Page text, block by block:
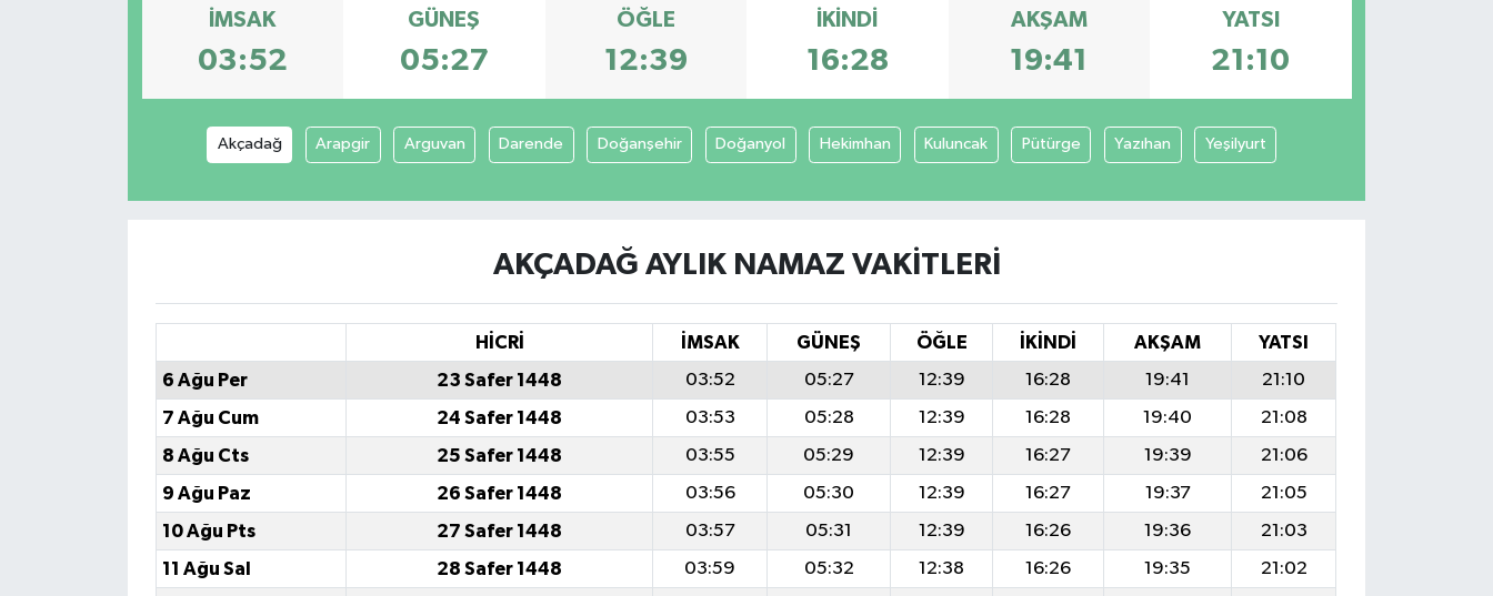
İMSAK
03:52
GÜNEŞ
05:27
ÖĞLE
12:39
İKINDI
16:28
AKŞAM
19:41
YATSI
21:10
Akçadağ Arapgir Arguvan Darende Doğanşehir Doğanyol Hekimhan Kuluncak Pütürge Yazıhan Yeşilyurt
AKÇADAĞ AYLIK NAMAZ VAKITLERI
HİCRİ İMSAK GÜNEŞ ÖĞLE İKINDI AKŞAM
YATSI
6 Ağu Per
23 Safer 1448 03:52 05:27 12:39 16:28 19:41
21:10
7 Ağu Cum
24 Safer 1448 03:53 05:28 12:39 16:28 19:40
21:08
8 Ağu Cts
25 Safer 1448 03:55 05:29 12:39 16:27 19:39
21:06
9 Ağu Paz
26 Safer 1448 03:56 05:30 12:39 16:27 19:37
21:05
10 Ağu Pts
27 Safer 1448 03:57 05:31 12:39 16:26 19:36
21:03
11 Ağu Sal
28 Safer 1448 03:59 05:32 12:38 16:26 19:35
21:02